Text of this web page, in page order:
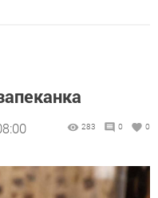
283 0 0